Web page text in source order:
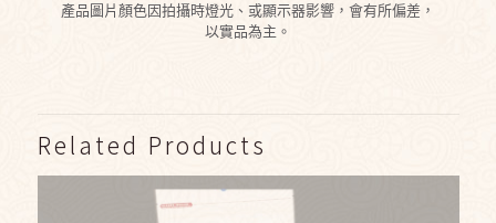
產品圖片顏色因拍攝時燈光、或顯示器影響，會有所偏差，
以實品為主。
Related Products